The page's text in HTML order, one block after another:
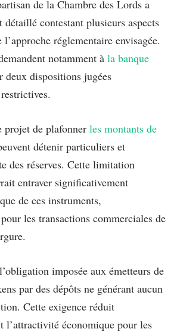
de la Chambre des Lords a
contestant plusieurs aspects
réglementaire envisagée.
notamment à la banque
deux dispositions jugées
projet de plafonner les montants de
détenir particuliers et
des réserves. Cette limitation
entraver significativement
de ces instruments,
les transactions commerciales de
imposée aux émetteurs de
par des dépôts ne générant aucun
Cette exigence réduit
l’attractivité économique pour les